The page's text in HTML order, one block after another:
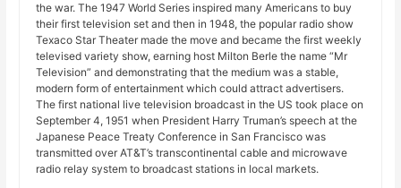
the war. The 1947 World Series inspired many Americans to buy
their first television set and then in 1948, the popular radio show
Texaco Star Theater made the move and became the first weekly
televised variety show, earning host Milton Berle the name “Mr
Television” and demonstrating that the medium was a stable,
modern form of entertainment which could attract advertisers.
The first national live television broadcast in the US took place on
September 4, 1951 when President Harry Truman’s speech at the
Japanese Peace Treaty Conference in San Francisco was
transmitted over AT&T’s transcontinental cable and microwave
radio relay system to broadcast stations in local markets.